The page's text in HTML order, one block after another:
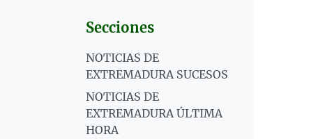
Secciones
NOTICIAS DE
EXTREMADURA SUCESOS
NOTICIAS DE
EXTREMADURA ÚLTIMA
HORA